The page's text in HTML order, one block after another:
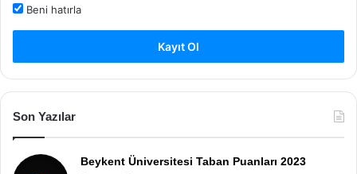
Beni hatırla
Kayıt Ol
Son Yazılar
Beykent Üniversitesi Taban Puanları 2023